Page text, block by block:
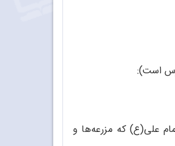
است):
علی(ع) که مزرعه‌ها و